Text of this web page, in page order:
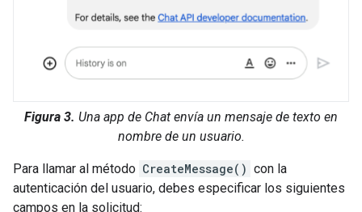
Figura 3. Una app de Chat envía un mensaje de texto en
nombre de un usuario.
Para llamar al método CreateMessage() con la
autenticación del usuario, debes especificar los siguientes
campos en la solicitud: